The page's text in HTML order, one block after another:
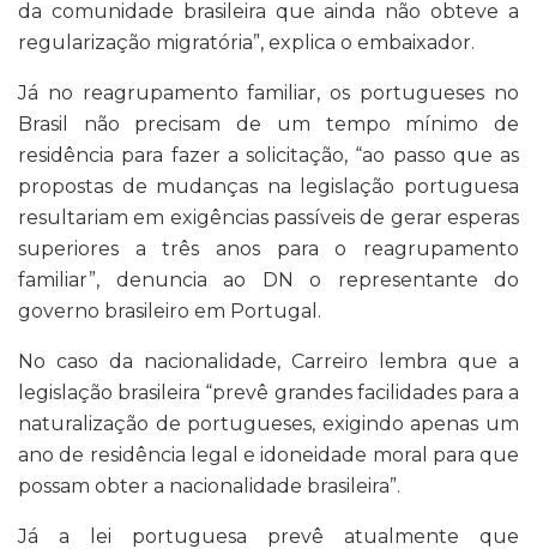
da comunidade brasileira que ainda não obteve a
regularização migratória”, explica o embaixador.
Já no reagrupamento familiar, os portugueses no
Brasil não precisam de um tempo mínimo de
residência para fazer a solicitação, “ao passo que as
propostas de mudanças na legislação portuguesa
resultariam em exigências passíveis de gerar esperas
superiores a três anos para o reagrupamento
familiar”, denuncia ao DN o representante do
governo brasileiro em Portugal.
No caso da nacionalidade, Carreiro lembra que a
legislação brasileira “prevê grandes facilidades para a
naturalização de portugueses, exigindo apenas um
ano de residência legal e idoneidade moral para que
possam obter a nacionalidade brasileira”.
Já a lei portuguesa prevê atualmente que